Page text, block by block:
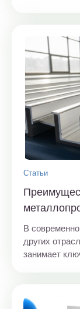
Статьи
В
других
занимает